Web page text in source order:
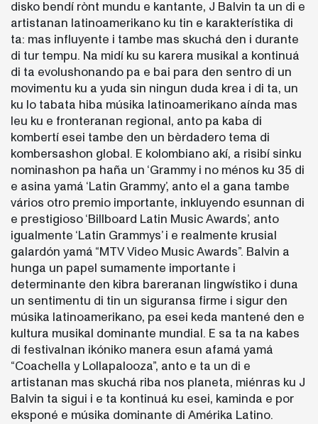
disko bendí rònt mundu e kantante, J Balvin ta un di e
artistanan latinoamerikano ku tin e karakterístika di
ta: mas influyente i tambe mas skuchá den i durante
di tur tempu. Na midí ku su karera musikal a kontinuá
di ta evolushonando pa e bai para den sentro di un
movimentu ku a yuda sin ningun duda krea i di ta, un
ku lo tabata hiba músika latinoamerikano aínda mas
leu ku e fronteranan regional, anto pa kaba di
kombertí esei tambe den un bèrdadero tema di
kombersashon global. E kolombiano akí, a risibí sinku
nominashon pa haña un ‘Grammy i no ménos ku 35 di
e asina yamá ‘Latin Grammy’, anto el a gana tambe
vários otro premio importante, inkluyendo esunnan di
e prestigioso ‘Billboard Latin Music Awards’, anto
igualmente ‘Latin Grammys’ i e realmente krusial
galardón yamá “MTV Video Music Awards”. Balvin a
hunga un papel sumamente importante i
determinante den kibra bareranan lingwístiko i duna
un sentimentu di tin un siguransa firme i sigur den
músika latinoamerikano, pa esei keda mantené den e
kultura musikal dominante mundial. E sa ta na kabes
di festivalnan ikóniko manera esun afamá yamá
“Coachella y Lollapalooza”, anto e ta un di e
artistanan mas skuchá riba nos planeta, miénras ku J
Balvin ta sigui i e ta kontinuá ku esei, kaminda e por
eksponé e músika dominante di Amérika Latino.